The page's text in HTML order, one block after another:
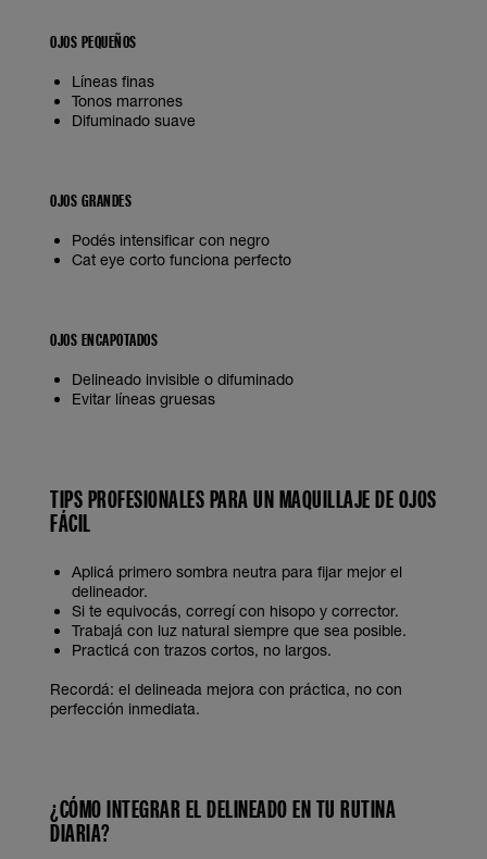
OJOS PEQUEÑOS
Líneas finas
Tonos marrones
Difuminado suave
OJOS GRANDES
Podés intensificar con negro
Cat eye corto funciona perfecto
OJOS ENCAPOTADOS
Delineado invisible o difuminado
Evitar líneas gruesas
TIPS PROFESIONALES PARA UN MAQUILLAJE DE OJOS
FÁCIL
Aplicá primero sombra neutra para fijar mejor el
delineador.
Si te equivocás, corregí con hisopo y corrector.
Trabajá con luz natural siempre que sea posible.
Practicá con trazos cortos, no largos.
Recordá: el delineada mejora con práctica, no con
perfección inmediata.
¿CÓMO INTEGRAR EL DELINEADO EN TU RUTINA
DIARIA?